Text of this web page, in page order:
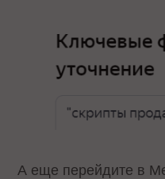
А еще перейдите в